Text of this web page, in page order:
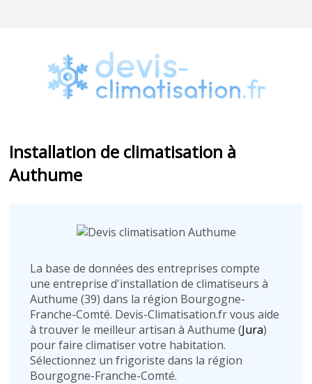
Installation de climatisation à
Authume
La base de données des entreprises compte
une entreprise d'installation de climatiseurs à
Authume (39) dans la région Bourgogne-
Franche-Comté. Devis-Climatisation.fr vous aide
à trouver le meilleur artisan à Authume (Jura)
pour faire climatiser votre habitation.
Sélectionnez un frigoriste dans la région
Bourgogne-Franche-Comté.